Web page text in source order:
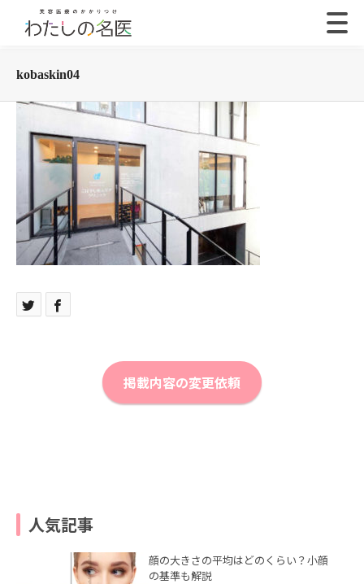
kobaskin04
掲載内容の変更依頼
人気記事
顔の大きさの平均はどのくらい？小顔
の基準も解説